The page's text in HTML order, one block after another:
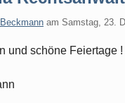
am Samstag, 23.
und schöne Feiertage !